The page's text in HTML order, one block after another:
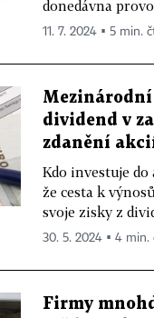
donedávna
11. 7. 2024 ▪ 5 min.
dividend v
zdanění
Kdo investuje
že cesta k
svoje zisky z
30. 5. 2024 ▪ 4 min.
Firmy